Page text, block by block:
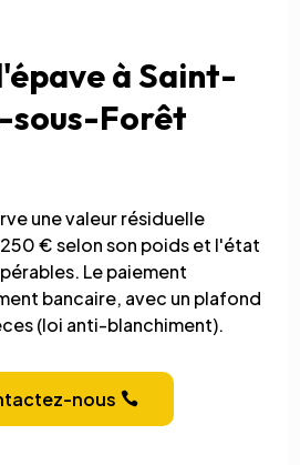
à Saint-
sous-Forêt
une valeur résiduelle
€ selon son poids et l'état
Le paiement
bancaire, avec un plafond
(loi anti-blanchiment).
nous